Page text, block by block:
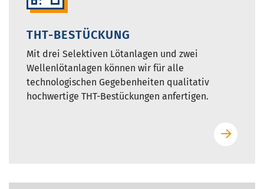
THT-BESTÜCKUNG
Mit drei Selektiven Lötanlagen und zwei
Wellenlötanlagen können wir für alle
technologischen Gegebenheiten qualitativ
hochwertige THT-Bestückungen anfertigen.